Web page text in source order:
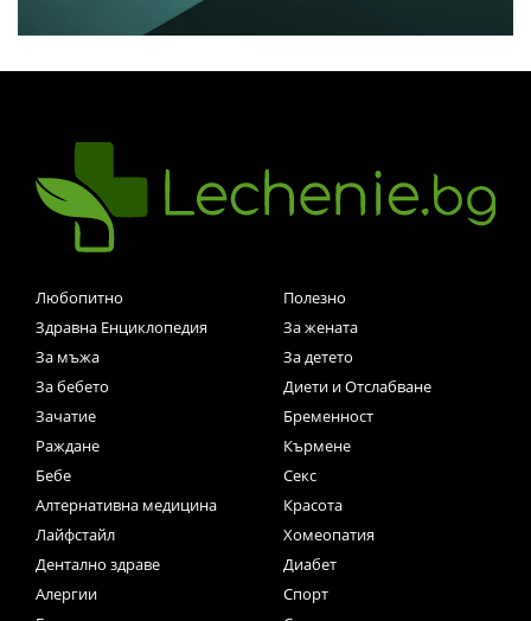
Любопитно
Полезно
Здравна Енциклопедия
За жената
За мъжа
За детето
За бебето
Диети и Отслабване
Зачатие
Бременност
Раждане
Кърмене
Бебе
Секс
Алтернативна медицина
Красота
Лайфстайл
Хомеопатия
Дентално здраве
Диабет
Алергии
Спорт